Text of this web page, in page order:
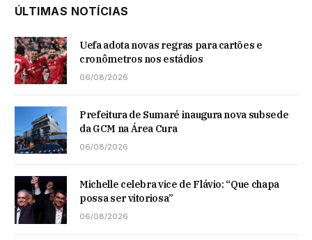
ÚLTIMAS NOTÍCIAS
Uefa adota novas regras para cartões e
cronômetros nos estádios
06/08/2026
Prefeitura de Sumaré inaugura nova subsede
da GCM na Área Cura
06/08/2026
Michelle celebra vice de Flávio: “Que chapa
possa ser vitoriosa”
06/08/2026